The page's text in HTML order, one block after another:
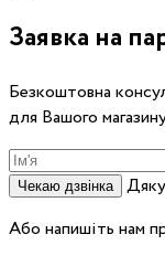
Заявка на
Безкоштовна
для Вашого
Чекаю дзвінка
Або напишіть нам